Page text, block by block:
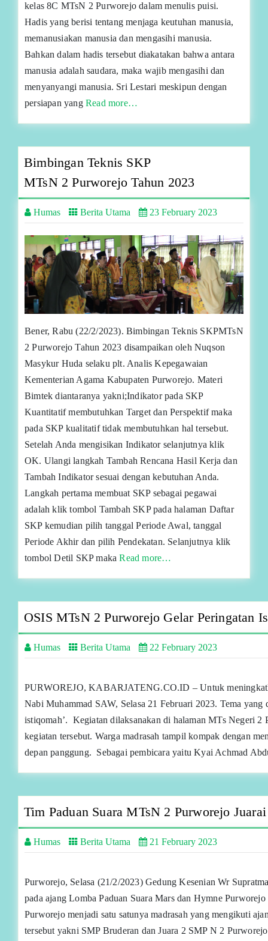
kelas 8C MTsN 2 Purworejo dalam menulis puisi.
Hadis yang berisi tentang menjaga keutuhan manusia,
memanusiakan manusia dan mengasihi manusia.
Bahkan dalam hadis tersebut diakatakan bahwa antara
manusia adalah saudara, maka wajib mengasihi dan
menyanyangi manusia. Sri Lestari meskipun dengan
persiapan yang Read more…
Bimbingan Teknis SKP
MTsN 2 Purworejo Tahun 2023
Humas Berita Utama 23 February 2023
Bener, Rabu (22/2/2023). Bimbingan Teknis SKPMTsN
2 Purworejo Tahun 2023 disampaikan oleh Nuqson
Masykur Huda selaku plt. Analis Kepegawaian
Kementerian Agama Kabupaten Purworejo. Materi
Bimtek diantaranya yakni;Indikator pada SKP
Kuantitatif membutuhkan Target dan Perspektif maka
pada SKP kualitatif tidak membutuhkan hal tersebut.
Setelah Anda mengisikan Indikator selanjutnya klik
OK. Ulangi langkah Tambah Rencana Hasil Kerja dan
Tambah Indikator sesuai dengan kebutuhan Anda.
Langkah pertama membuat SKP sebagai pegawai
adalah klik tombol Tambah SKP pada halaman Daftar
SKP kemudian pilih tanggal Periode Awal, tanggal
Periode Akhir dan pilih Pendekatan. Selanjutnya klik
tombol Detil SKP makaRead more…
OSIS MTsN 2 Purworejo Gelar Peringatan
Humas Berita Utama 22 February 2023
PURWOREJO, KABARJATENG.CO.ID – Untuk
Nabi Muhammad SAW, Selasa 21 Februari 2023. Tema
istiqomah’. Kegiatan dilaksanakan di halaman MTs Negeri
kegiatan tersebut. Warga madrasah tampil kompak dengan
depan panggung. Sebagai pembicara yaitu Kyai Achmad
Tim Paduan Suara MTsN 2 Purworejo
Humas Berita Utama 21 February 2023
Purworejo, Selasa (21/2/2023) Gedung Kesenian Wr
pada ajang Lomba Paduan Suara Mars dan Hymne
Purworejo menjadi satu satunya madrasah yang mengikuti
tersebut yakni SMP Bruderan dan Juara 2 SMP N 2